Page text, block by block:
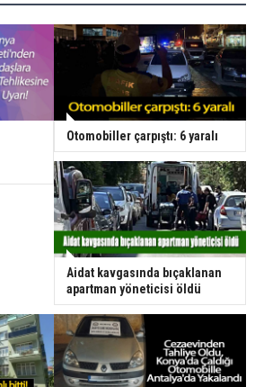
Otomobiller çarpıştı: 6 yaralı
Aidat kavgasında bıçaklanan
apartman yöneticisi öldü